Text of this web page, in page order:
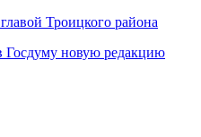
Троицкого района
Госдуму новую редакцию